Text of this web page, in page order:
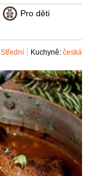
Pro děti
Kuchyně: česká
Střední